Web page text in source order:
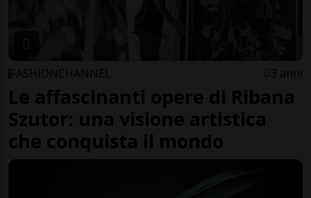
FASHIONCHANNEL 3 anni
Le affascinanti opere di Ribana
Szutor: una visione artistica
che conquista il mondo